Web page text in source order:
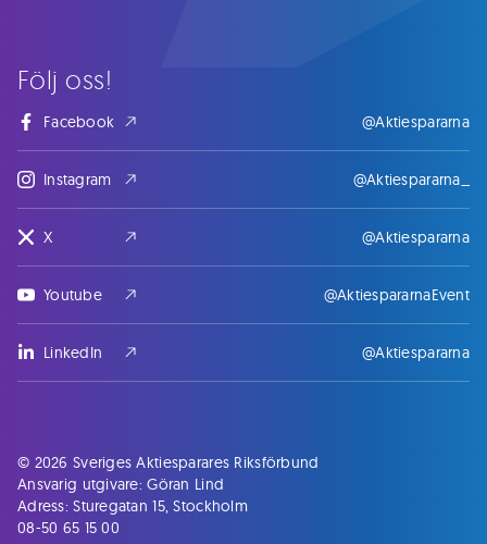
Följ oss!
Facebook @Aktiespararna
Instagram @Aktiespararna_
X @Aktiespararna
Youtube @AktiespararnaEvent
LinkedIn @Aktiespararna
© 2026 Sveriges Aktiesparares Riksförbund
Ansvarig utgivare: Göran Lind
Adress: Sturegatan 15, Stockholm
08-50 65 15 00